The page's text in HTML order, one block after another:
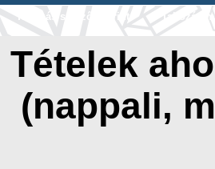
Tallózás szerző szerint
Tallózás
Tételek
(nappali,